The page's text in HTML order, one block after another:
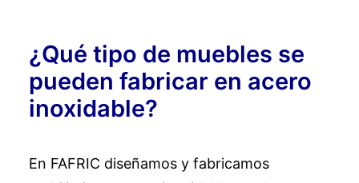
¿Qué tipo de muebles se
pueden fabricar en acero
inoxidable?
En FAFRIC diseñamos y fabricamos